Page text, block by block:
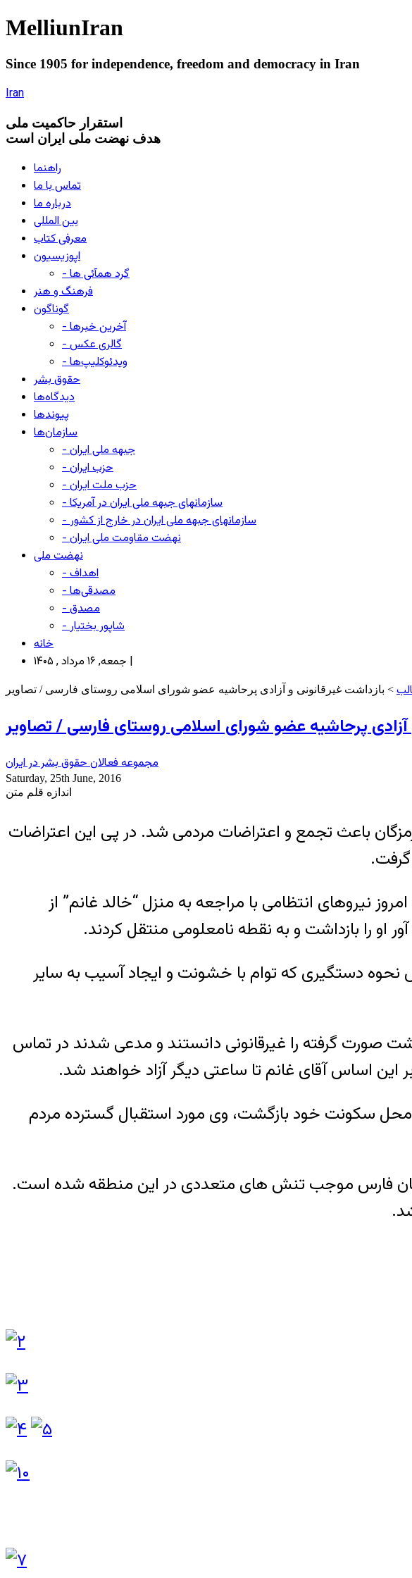
MelliunIran
Since 1905 for independence, freedom and democracy in Iran
Iran
استقرار حاکميت ملی
هدف نهضت ملی ایران است
راهنما
تماس با ما
درباره ما
بین المللی
معرفی کتاب
اپوزیسیون
- گرد همآئی ها
فرهنگ و هنر
گوناگون
- آخرین خبرها
- گالری عکس
- ویدئوکلیپ‌ها
حقوق بشر
دیدگاه‌ها
پیوندها
سازمان‌ها
- جبهه ملی ایران
- حزب ایران
- حزب ملت ایران
- سازمانهای جبهه ملی ایران در آمریکا
- سازمانهای جبهه ملی ایران در خارج از کشور
- نهضت مقاومت ملی ایران
نهضت ملی
- اهداف
- مصدقی‌ها
- مصدق
- شاپور بختیار
خانه
جمعه, ۱۶ مرداد , ۱۴۰۵ |
> بازداشت غیرقانونی و آزادی پرحاشیه عضو شورای اسلامی روستای فارسی / تصاویر
آزادی پرحاشیه عضو شورای اسلامی روستای فارسی / تصاویر
مجموعه فعالان حقوق بشر در ایران
Saturday, 25th June, 2016
اندازه قلم متن
باعث تجمع و اعتراضات مردمی شد. در پی این اعتراضات
گرفت.
نیروهای انتظامی با مراجعه به منزل “خالد غانم” از
را بازداشت و به نقطه نامعلومی منتقل کردند.
دستگیری که توام با خشونت و ایجاد آسیب به سایر
صورت گرفته را غیرقانونی دانستند و مدعی شدند در تماس
اساس آقای غانم تا ساعتی دیگر آزاد خواهند شد.
به محل سکونت خود بازگشت، وی مورد استقبال گسترده مردم
فارس موجب تنش های متعددی در این منطقه شده است.